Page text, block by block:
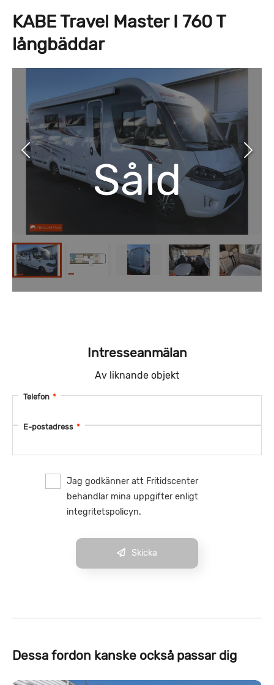
KABE Travel Master I 760 T
långbäddar
Såld
Intresseanmälan
Av liknande objekt
Telefon *
E-postadress *
Jag godkänner att Fritidscenter
behandlar mina uppgifter enligt
integritetspolicyn.
Skicka
Dessa fordon kanske också passar dig